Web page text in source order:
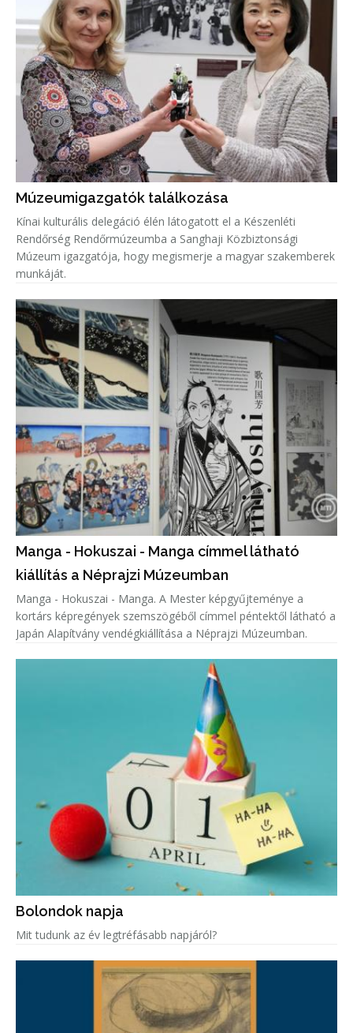
Múzeumigazgatók találkozása
Kínai kulturális delegáció élén látogatott el a Készenléti
Rendőrség Rendőrmúzeumba a Sanghaji Közbiztonsági
Múzeum igazgatója, hogy megismerje a magyar szakemberek
munkáját.
Manga - Hokuszai - Manga címmel látható
kiállítás a Néprajzi Múzeumban
Manga - Hokuszai - Manga. A Mester képgyűjteménye a
kortárs képregények szemszögéből címmel péntektől látható a
Japán Alapítvány vendégkiállítása a Néprajzi Múzeumban.
Bolondok napja
Mit tudunk az év legtréfásabb napjáról?